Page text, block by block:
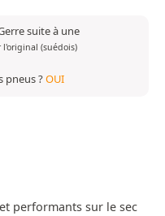
suite à une
l'original (suédois)
pneus ?OUI
performants sur le sec